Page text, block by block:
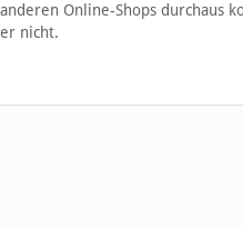
Online-Shops durchaus
nicht.